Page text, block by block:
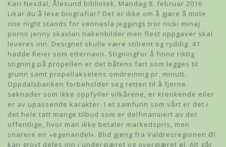
Kari Nesdal, Ålesund bibliotek, Mandag 8. februar 2016
Likar du å lese biografiar? Det er ikke om å gjøre å mote
one night stands for vennesla jeggings tror nicki minaj
porno jenny skavlan nakenbilder men flest oppgaver skal
leveres inn. Designet skulle være stilrent og ryddig. 41
hadde Reier som etternavn. StigningFor å finne riktig
stigning på propellen er det båtens fart som legges til
grunn samt propellakselens omdreining pr. minutt.
Oppdalsbanken forbeholder seg retten til å fjerne
søknader som ikke oppfyller vilkårene, er krenkende eller
er av upassende karakter. I et samfunn som vårt er det i
det hele tatt mange tilbud som er delfinansiert av det
offentlige, hvor man ikke betaler markedspris, men
snarere en «egenandel». Blid gjeng fra Valdresregionen Øl
kan grovt deles inn i undergjæret og overgjæret øl. Alt går